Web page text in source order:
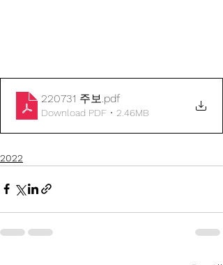
220731 주보.pdf
Download PDF • 2.46MB
2022